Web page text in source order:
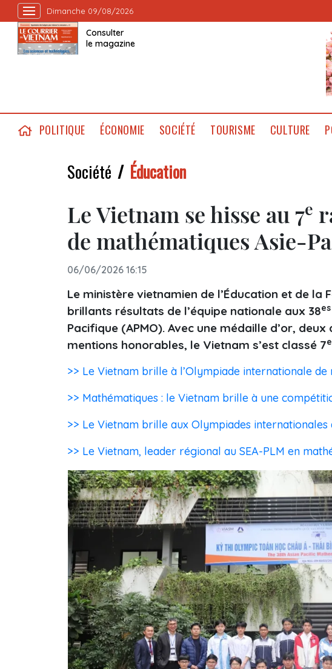
Dimanche 09/08/2026
Consulter
le magazine
POLITIQUE ÉCONOMIE SOCIÉTÉ TOURISME CULTURE
Société Éducation
Le Vietnam se hisse au 7e
de mathématiques Asie-
06/06/2026 16:15
Le ministère vietnamien de l’Éducation et de la
brillants résultats de l’équipe nationale aux 38es
Pacifique (APMO). Avec une médaille d’or,
mentions honorables, le Vietnam s’est classé 7e
>> Le Vietnam brille à l’Olympiade internationale de
>> Mathématiques : le Vietnam brille à une
>> Le Vietnam brille aux Olympiades internationales
>> Le Vietnam, leader régional au SEA-PLM en